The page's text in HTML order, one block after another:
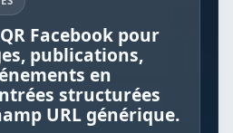
Facebook pour
publications,
en
structurées
URL générique.